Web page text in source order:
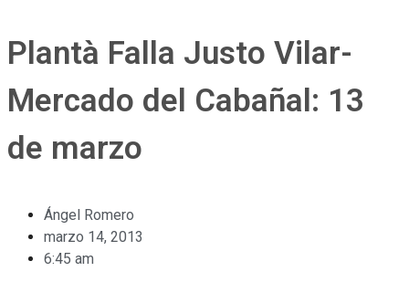
Plantà Falla Justo Vilar-
Mercado del Cabañal: 13
de marzo
Ángel Romero
marzo 14, 2013
6:45 am